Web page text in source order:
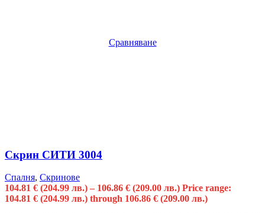
Сравняване
Скрин СИТИ 3004
Спалня, Скринове
104.81 € (204.99 лв.) – 106.86 € (209.00 лв.) Price range:
104.81 € (204.99 лв.) through 106.86 € (209.00 лв.)